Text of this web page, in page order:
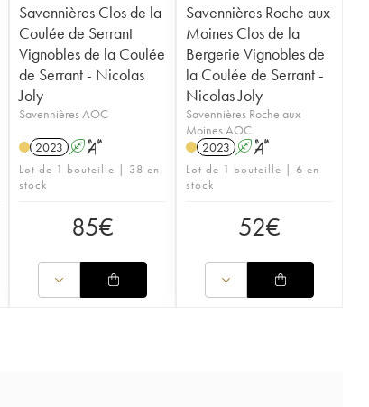
Savennières Clos de la
Coulée de Serrant
Vignobles de la Coulée
de Serrant - Nicolas
Joly
Savennières AOC
2023 A S
Lot de 1 bouteille | 38 en
stock
85€
Savennières Roche aux
Moines Clos de la
Bergerie Vignobles de
la Coulée de Serrant -
Nicolas Joly
Savennières Roche aux
Moines AOC
2023 A S
Lot de 1 bouteille | 6 en
stock
52€